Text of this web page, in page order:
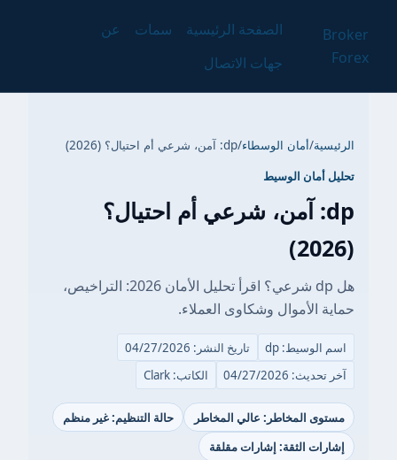
Broker
Forex
الصفحة الرئيسية سمات
عن
جهات الاتصال
الرئيسية/أمان الوسطاء/dp: آمن، شرعي أم احتيال؟ (2026)
تحليل أمان الوسيط
dp: آمن، شرعي أم احتيال؟
(2026)
هل dp شرعي؟ اقرأ تحليل الأمان 2026: التراخيص،
حماية الأموال وشكاوى العملاء.
اسم الوسيط: dp
تاريخ النشر: 04/27/2026
آخر تحديث: 04/27/2026
الكاتب: Clark
مستوى المخاطر: عالي المخاطر
حالة التنظيم: غير منظم
إشارات الثقة: إشارات مقلقة